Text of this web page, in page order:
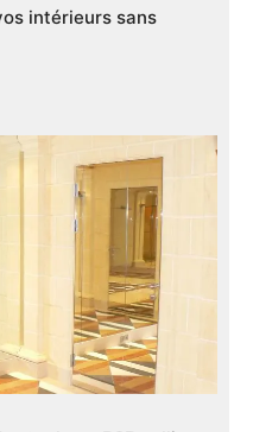
intérieurs sans